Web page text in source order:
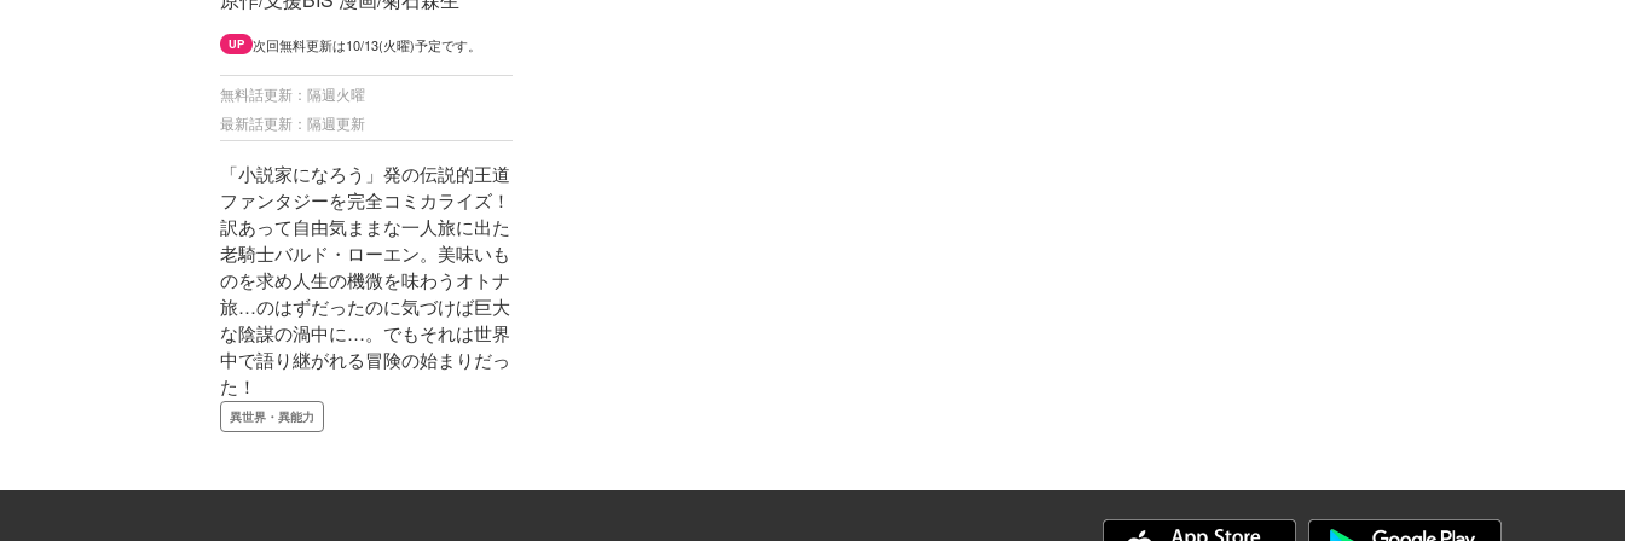
UP 次回無料更新は10/13(火曜)予定です。
無料話更新：隔週火曜
最新話更新：隔週更新
「小説家になろう」発の伝説的王道
ファンタジーを完全コミカライズ！
訳あって自由気ままな一人旅に出た
老騎士バルド・ローエン。美味いも
のを求め人生の機微を味わうオトナ
旅…のはずだったのに気づけば巨大
な陰謀の渦中に…。でもそれは世界
中で語り継がれる冒険の始まりだっ
た！
異世界・異能力